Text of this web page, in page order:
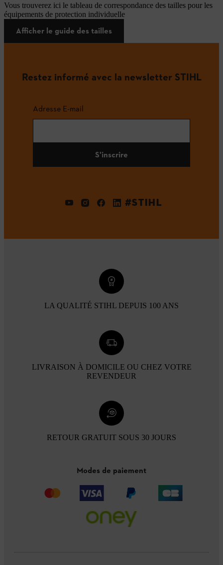
Vous trouverez ici le tableau de correspondance des tailles pour les
équipements de protection individuelle
Afficher le guide des tailles
Restez informé avec la newsletter STIHL
Adresse E-mail
S'inscrire
#STIHL
LA QUALITÉ STIHL DEPUIS 100 ANS
LIVRAISON À DOMICILE OU CHEZ VOTRE
REVENDEUR
RETOUR GRATUIT SOUS 30 JOURS
Modes de paiement